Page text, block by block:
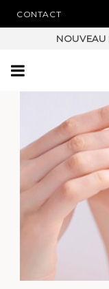
CONTACT
NOUVEAU